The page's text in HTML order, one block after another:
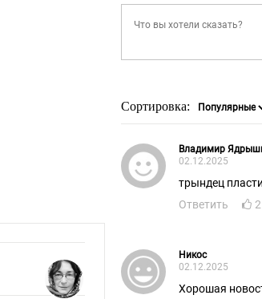
Сортировка:
Владимир
02.12.2025
трындец
Ответить
2
Никос
02.12.2025
Хорошая